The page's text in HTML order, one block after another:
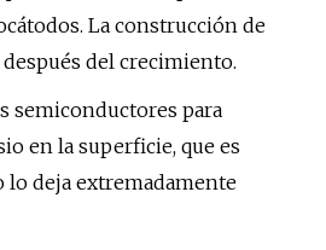
La construcción de
del crecimiento.
semiconductores para
en la superficie, que es
lo deja extremadamente